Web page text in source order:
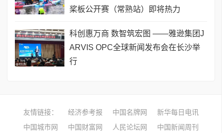
桨板公开赛（常熟站）即将热力
科创惠万商 数智筑宏图 ——雅逊集团J
ARVIS OPC全球新闻发布会在长沙举
行
友情链接： 经济参考报 中国名牌网
新华每日电讯
中国城市网
中国财富网 人民论坛网 中国新闻周刊